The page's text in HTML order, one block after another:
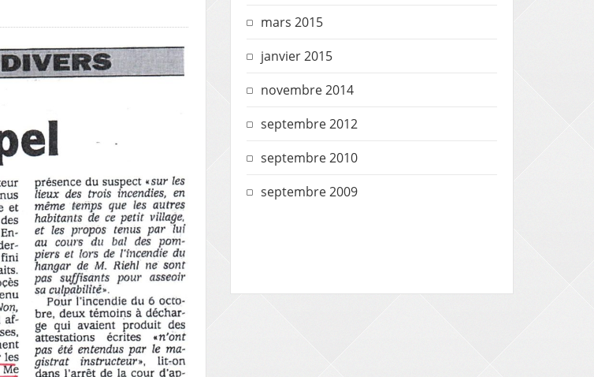
mars 2015
janvier 2015
novembre 2014
septembre 2012
septembre 2010
septembre 2009